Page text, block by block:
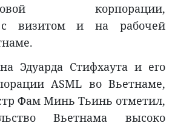
корпорации,
с визитом и на рабочей
Эдуарда Стифхаута и его
ASML во Вьетнаме,
Фам Минь Тьинь отметил,
Вьетнама высоко